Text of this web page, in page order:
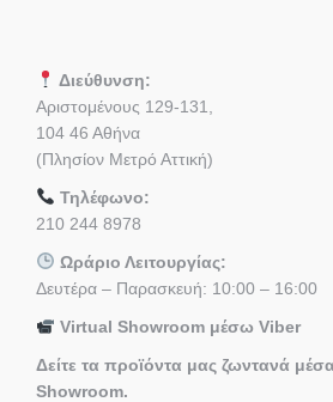
Διεύθυνση:
Αριστομένους 129-131,
104 46 Αθήνα
(Πλησίον Μετρό Αττική)
Τηλέφωνο:
210 244 8978
Ωράριο Λειτουργίας:
Δευτέρα – Παρασκευή: 10:00 – 16:00
Virtual Showroom μέσω Viber
Δείτε τα προϊόντα μας ζωντανά
Showroom.